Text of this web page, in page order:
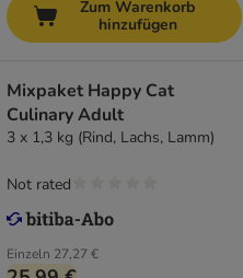
Zum Warenkorb
hinzufügen
Mixpaket Happy Cat
Culinary Adult
3 x 1,3 kg (Rind, Lachs, Lamm)
Einzeln 27,27 €
Not rated